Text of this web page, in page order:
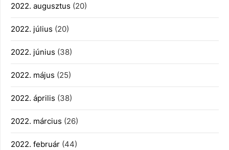
2022. augusztus (20)
2022. július (20)
2022. június (38)
2022. május (25)
2022. április (38)
2022. március (26)
2022. február (44)